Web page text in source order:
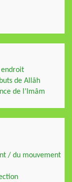
endroit
de Allâh
de l’Imâm
/ du mouvement